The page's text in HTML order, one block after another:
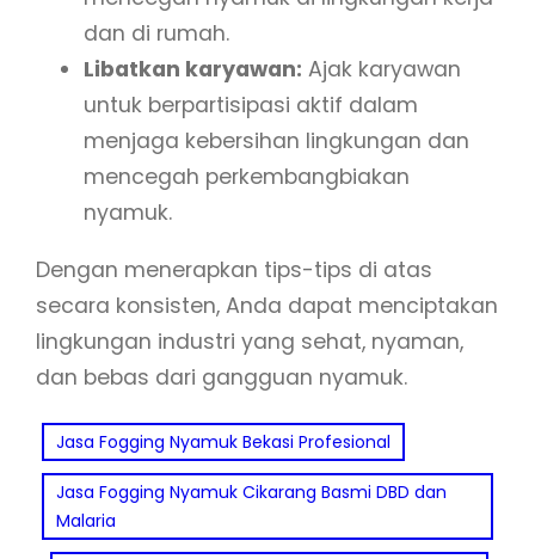
dan di rumah.
Libatkan karyawan: Ajak karyawan
untuk berpartisipasi aktif dalam
menjaga kebersihan lingkungan dan
mencegah perkembangbiakan
nyamuk.
Dengan menerapkan tips-tips di atas
secara konsisten, Anda dapat menciptakan
lingkungan industri yang sehat, nyaman,
dan bebas dari gangguan nyamuk.
Jasa Fogging Nyamuk Bekasi Profesional
Jasa Fogging Nyamuk Cikarang Basmi DBD dan
Malaria